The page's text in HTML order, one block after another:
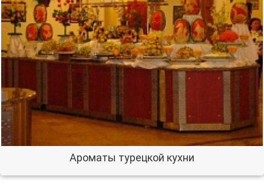
Ароматы турецкой кухни